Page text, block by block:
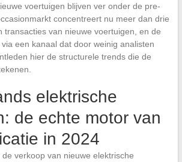
voertuigen blijven ver onder de pre-
concentreert nu meer dan drie
transacties van nieuwe voertuigen, en de
een kanaal dat door weinig analisten
hier de structurele trends die de
elektrische
de echte motor van
in 2024
verkoop van nieuwe elektrische